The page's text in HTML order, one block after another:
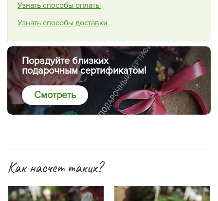
Узнать способы оплаты
Узнать способы доставки
Порадуйте близких
подарочным сертификатом!
Смотреть
Как насчет таких?